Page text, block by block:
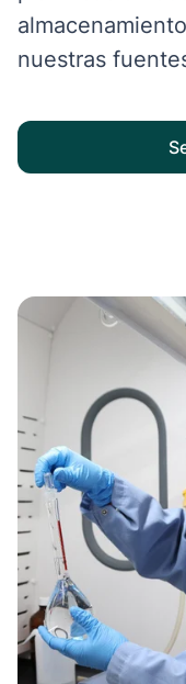
nuestras